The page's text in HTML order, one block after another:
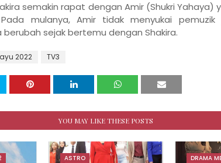
semakin rapat dengan Amir (Shukri Yahaya)
mulanya, Amir tidak menyukai pemuzik
berubah sejak bertemu dengan Shakira.
2022 TV3
YOU MAY LIKE THESE POSTS
ASTRO DRAMA